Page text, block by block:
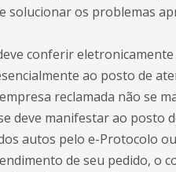
solucionar os problemas
conferir
ao posto de
empresa reclamada não se
deve manifestar ao posto
autos pelo e-Protocolo
de seu pedido, o